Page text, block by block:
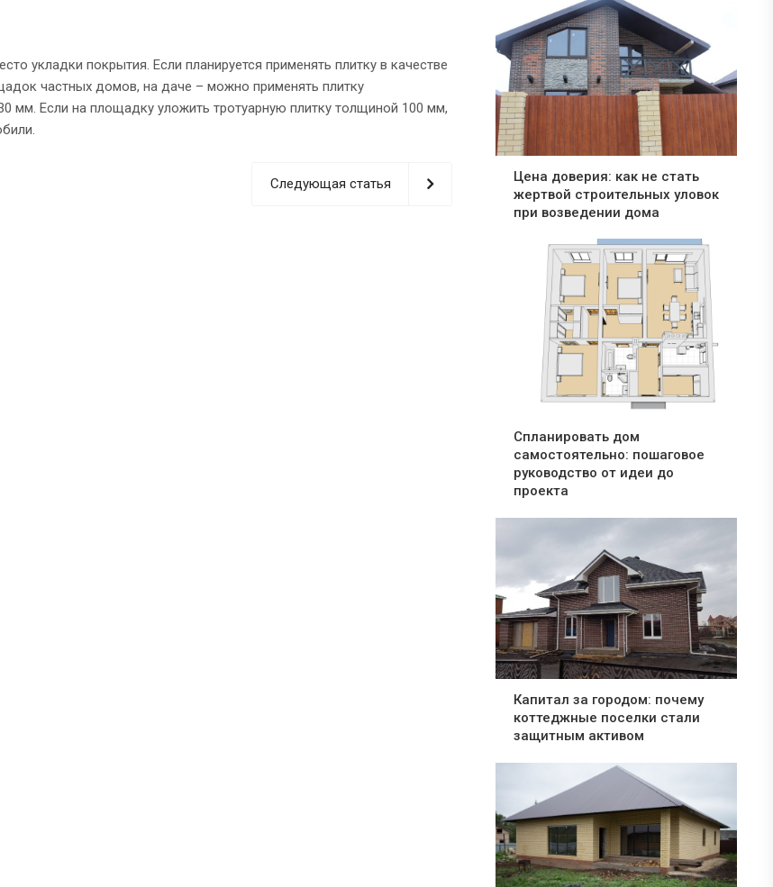
укладки покрытия. Если планируется применять плитку в качестве
частных домов, на даче – можно применять плитку
мм. Если на площадку уложить тротуарную плитку толщиной 100 мм,
Следующая статья
Цена доверия: как не стать
жертвой строительных уловок
при возведении дома
Спланировать дом
самостоятельно: пошаговое
руководство от идеи до
проекта
Капитал за городом: почему
коттеджные поселки стали
защитным активом